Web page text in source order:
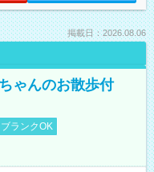
掲載日：2026.08.06
ゃんのお散歩付
ブランクOK